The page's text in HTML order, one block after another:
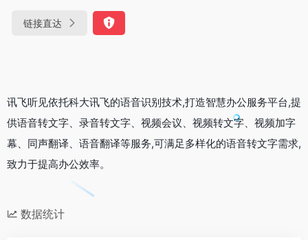
链接直达
讯飞听见依托科大讯飞的语音识别技术,打造智慧办公服务平台,提
供语音转文字、录音转文字、视频会议、视频转文字、视频加字
幕、同声翻译、语音翻译等服务,可满足多样化的语音转文字需求,
致力于提高办公效率。
数据统计